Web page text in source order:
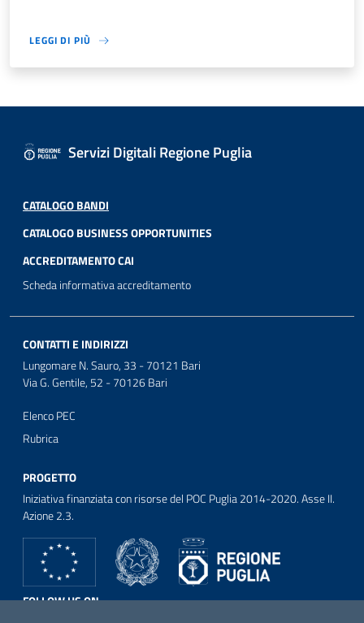
LEGGI DI PIÙ
Servizi Digitali Regione Puglia
CATALOGO BANDI
CATALOGO BUSINESS OPPORTUNITIES
ACCREDITAMENTO CAI
Scheda informativa accreditamento
CONTATTI E INDIRIZZI
Lungomare N. Sauro, 33 - 70121 Bari
Via G. Gentile, 52 - 70126 Bari
Elenco PEC
Rubrica
PROGETTO
Iniziativa finanziata con risorse del POC Puglia 2014-2020. Asse II.
Azione 2.3.
FOLLOW US ON